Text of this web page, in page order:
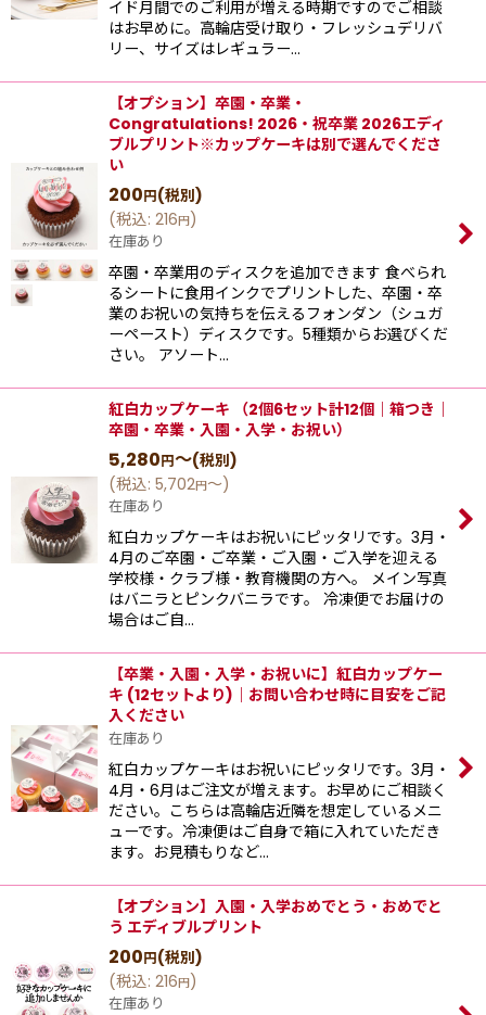
イド月間でのご利用が増える時期ですのでご相談
はお早めに。高輪店受け取り・フレッシュデリバ
リー、サイズはレギュラー…
【オプション】卒園・卒業・
Congratulations! 2026・祝卒業 2026エディ
ブルプリント※カップケーキは別で選んでくださ
い
200円(税別)
(税込: 216円)
在庫あり
卒園・卒業用のディスクを追加できます 食べられ
るシートに食用インクでプリントした、卒園・卒
業のお祝いの気持ちを伝えるフォンダン（シュガ
ーペースト）ディスクです。5種類からお選びくだ
さい。 アソート…
紅白カップケーキ （2個6セット計12個｜箱つき｜
卒園・卒業・入園・入学・お祝い）
5,280円～(税別)
(税込: 5,702円～)
在庫あり
紅白カップケーキはお祝いにピッタリです。3月・
4月のご卒園・ご卒業・ご入園・ご入学を迎える
学校様・クラブ様・教育機関の方へ。 メイン写真
はバニラとピンクバニラです。 冷凍便でお届けの
場合はご自…
【卒業・入園・入学・お祝いに】紅白カップケー
キ (12セットより)｜お問い合わせ時に目安をご記
入ください
在庫あり
紅白カップケーキはお祝いにピッタリです。3月・
4月・6月はご注文が増えます。お早めにご相談く
ださい。こちらは高輪店近隣を想定しているメニ
ューです。冷凍便はご自身で箱に入れていただき
ます。お見積もりなど…
【オプション】入園・入学おめでとう・おめでと
う エディブルプリント
200円(税別)
(税込: 216円)
在庫あり